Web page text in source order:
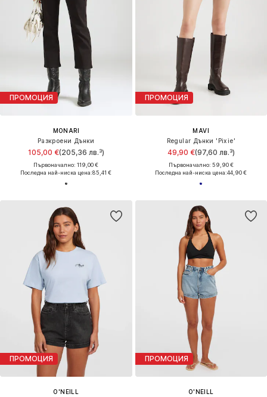
ПРОМОЦИЯ
MONARI
Разкроени Дънки
105,00 €(205,36 лв.³)
Първоначално: 119,00 €
Последна най-ниска цена:85,41 €
ПРОМОЦИЯ
MAVI
Regular Дънки 'Pixie'
49,90 €(97,60 лв.³)
Първоначално: 59,90 €
Последна най-ниска цена:44,90 €
ПРОМОЦИЯ
O'NEILL
ПРОМОЦИЯ
O'NEILL